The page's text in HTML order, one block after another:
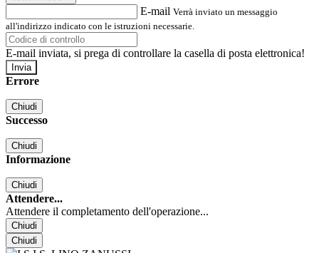
E-mail Verrà inviato un messaggio
all'indirizzo indicato con le istruzioni necessarie.
E-mail inviata, si prega di controllare la casella di posta elettronica!
Errore
Chiudi
Successo
Chiudi
Informazione
Chiudi
Attendere...
Attendere il completamento dell'operazione...
Chiudi
Chiudi